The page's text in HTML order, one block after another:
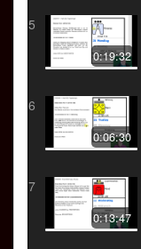
5
0:19:32
6
0:06:30
7
0:13:47